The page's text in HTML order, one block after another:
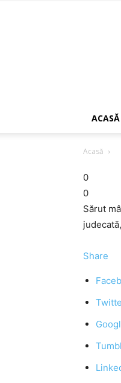
ACASĂ
Acasă
0
0
Sărut
Share